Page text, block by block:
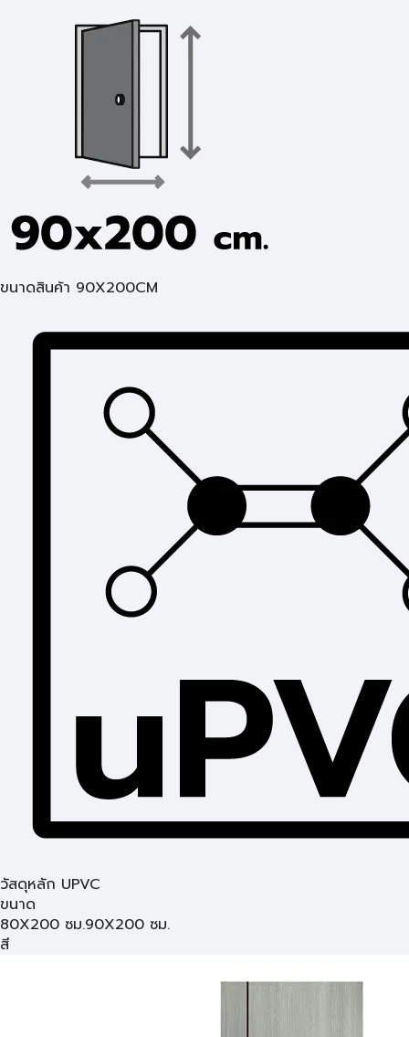
ขนาดสินค้า 90X200CM
วัสดุหลัก UPVC
ขนาด
80X200 ซม.90X200 ซม.
สี